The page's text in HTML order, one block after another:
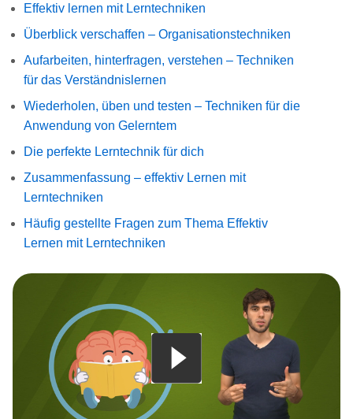
Effektiv lernen mit Lerntechniken
Überblick verschaffen – Organisationstechniken
Aufarbeiten, hinterfragen, verstehen – Techniken
für das Verständnislernen
Wiederholen, üben und testen – Techniken für die
Anwendung von Gelerntem
Die perfekte Lerntechnik für dich
Zusammenfassung – effektiv Lernen mit
Lerntechniken
Häufig gestellte Fragen zum Thema Effektiv
Lernen mit Lerntechniken